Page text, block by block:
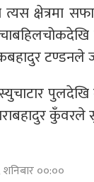
क्षेत्रमा
टण्डनले
कुँवरले
शनिबार ००:००